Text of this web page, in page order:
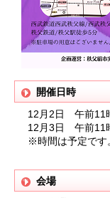
開催日時
12月2日 午前11
12月3日 午前11
※時間は予定です
会場